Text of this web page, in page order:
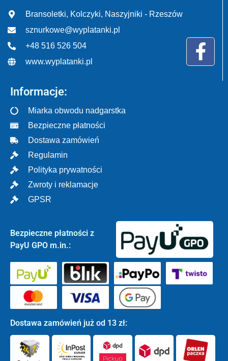
Bransoletki, Kolczyki, Naszyjniki - Rzeszów
sznurkowe@wyplatanki.pl
+48 516 526 504
www.wyplatanki.pl
Informacje:
Miarka obwodu nadgarstka
Bezpieczne płatności
Dostawa zamówień
Regulamin
Polityka prywatności
Zwroty i reklamacje
GPSR
Bezpieczne płatności z
PayU GPO m.in.:
Dostawa zamówień już od 13 zł: